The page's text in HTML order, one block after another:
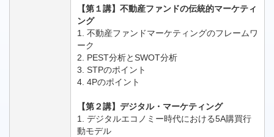
【第１講】不動産ファンドの伝統的マーケティ
ング
1. 不動産ファンドマーケティングのフレームワ
ーク
2. PEST分析とSWOT分析
3. STPのポイント
4. 4Pのポイント
【第２講】デジタル・マーケティング
1. デジタルエコノミー時代における5A購買行
動モデル